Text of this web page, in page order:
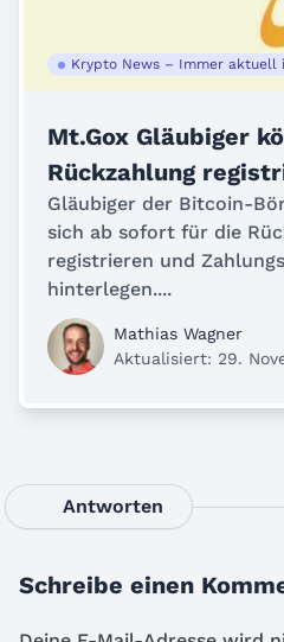
Krypto News – Immer aktuell
Mt.Gox Gläubiger
Rückzahlung
Gläubiger der Bitcoin-
sich ab sofort für die
registrieren und
hinterlegen....
Mathias Wagner
Aktualisiert: 29.
Antworten
Schreibe einen